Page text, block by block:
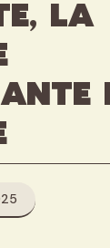
la